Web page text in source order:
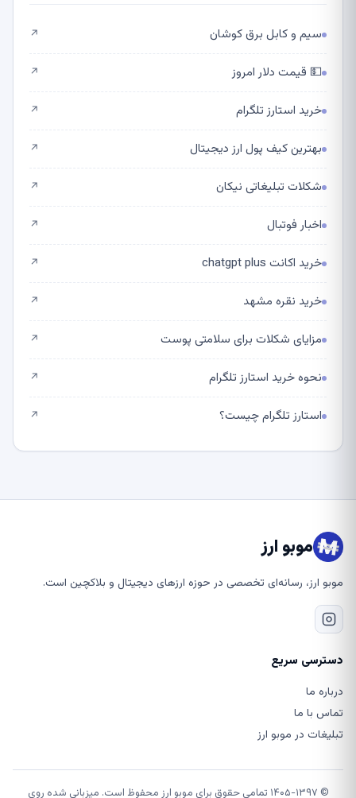
سیم و کابل برق کوشان ↗
💵 قیمت دلار امروز ↗
خرید استارز تلگرام ↗
بهترین کیف پول ارز دیجیتال ↗
شکلات تبلیغاتی نیکان ↗
اخبار فوتبال ↗
خرید اکانت chatgpt plus ↗
خرید نقره مشهد ↗
مزایای شکلات برای سلامتی پوست ↗
نحوه خرید استارز تلگرام ↗
استارز تلگرام چیست؟ ↗
موبو ارز
موبو ارز، رسانه‌ای تخصصی در حوزه ارزهای دیجیتال و بلاکچین است.
دسترسی سریع
درباره ما
تماس با ما
تبلیغات در موبو ارز
© ۱۴۰۵-۱۳۹۷ تمامی حقوق برای موبو ارز محفوظ است. میزبانی شده روی